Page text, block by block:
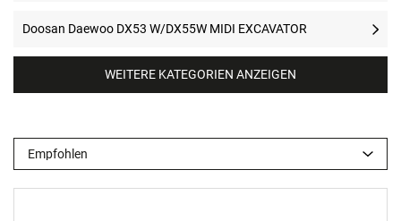
Doosan Daewoo DX53 W/DX55W MIDI EXCAVATOR
WEITERE KATEGORIEN ANZEIGEN